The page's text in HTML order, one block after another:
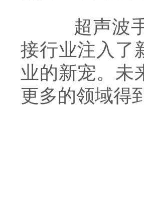
超声波手
接行业注入了
业的新宠。未
更多的领域得